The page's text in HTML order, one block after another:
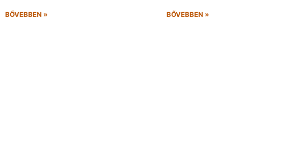
BŐVEBBEN » BŐVEBBEN »